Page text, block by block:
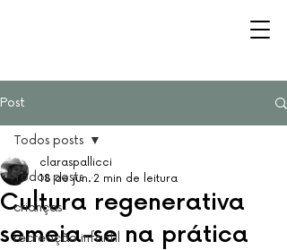
Post
Todos posts
crianças
recreação infantil
Todos posts
Cultura regenerativa
semeia-se na prática
claraspallicci
18 de jun. 2 min de leitura